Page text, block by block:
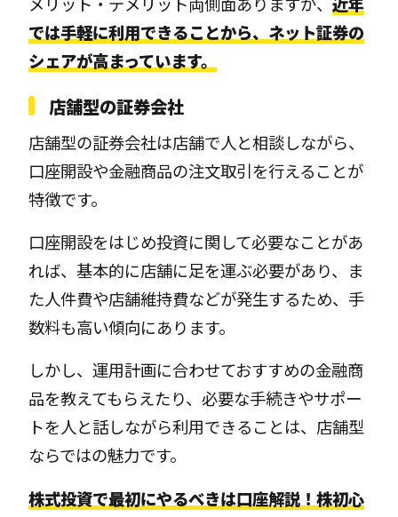
では手軽に利用できることから、ネット証券の
シェアが高まっています。
店舗型の証券会社
店舗型の証券会社は店舗で人と相談しながら、
口座開設や金融商品の注文取引を行えることが
特徴です。
口座開設をはじめ投資に関して必要なことがあ
れば、基本的に店舗に足を運ぶ必要があり、ま
た人件費や店舗維持費などが発生するため、手
数料も高い傾向にあります。
しかし、運用計画に合わせておすすめの金融商
品を教えてもらえたり、必要な手続きやサポー
トを人と話しながら利用できることは、店舗型
ならではの魅力です。
株式投資で最初にやるべきは口座解説！株初心